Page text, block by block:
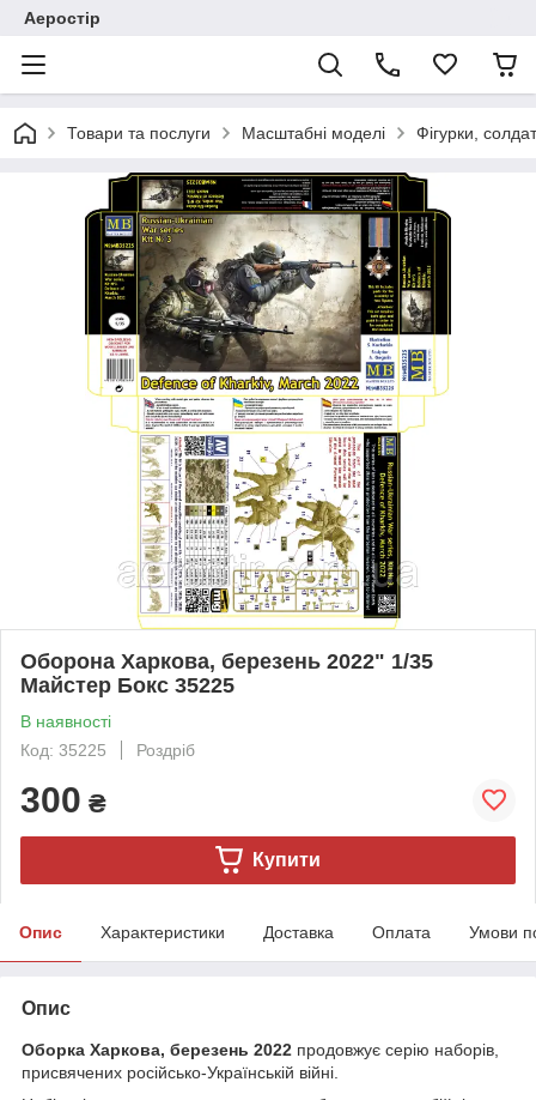
Аеростір
Товари та послуги Масштабні моделі Фігурки,
Оборона Харкова, березень 2022" 1/35
Майстер Бокс 35225
В наявності
Код: 35225
Роздріб
300 ₴
Купити
Опис Характеристики Доставка Оплата Умови
Опис
Оборка Харкова, березень 2022 продовжує серію наборів,
присвячених російсько-Українській війні.